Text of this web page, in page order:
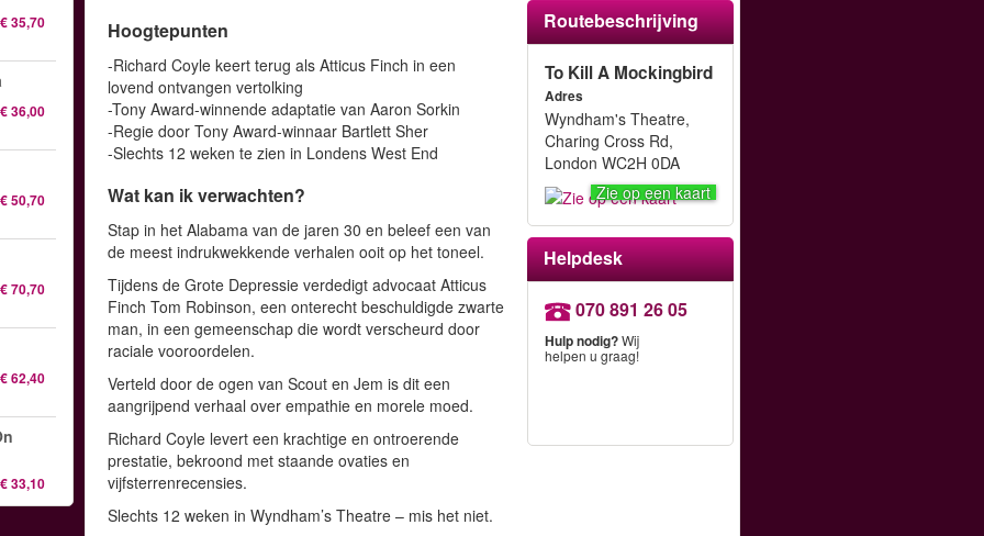
€ 35,70
€ 36,00
€ 50,70
€ 70,70
€ 62,40
€ 33,10
Hoogtepunten
-Richard Coyle keert terug als Atticus Finch in een
lovend ontvangen vertolking
-Tony Award-winnende adaptatie van Aaron Sorkin
-Regie door Tony Award-winnaar Bartlett Sher
-Slechts 12 weken te zien in Londens West End
Wat kan ik verwachten?
Stap in het Alabama van de jaren 30 en beleef een van
de meest indrukwekkende verhalen ooit op het toneel.
Tijdens de Grote Depressie verdedigt advocaat Atticus
Finch Tom Robinson, een onterecht beschuldigde zwarte
man, in een gemeenschap die wordt verscheurd door
raciale vooroordelen.
Verteld door de ogen van Scout en Jem is dit een
aangrijpend verhaal over empathie en morele moed.
Richard Coyle levert een krachtige en ontroerende
prestatie, bekroond met staande ovaties en
vijfsterrenrecensies.
Slechts 12 weken in Wyndham’s Theatre – mis het niet.
Routebeschrijving
To Kill A Mockingbird
Adres
Wyndham's Theatre,
Charing Cross Rd,
London WC2H 0DA
Zie op een kaart
Helpdesk
070 891 26 05
Hulp nodig?Wij
helpen u graag!